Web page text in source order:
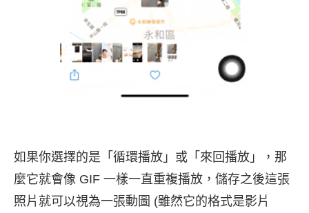
如果你選擇的是「循環播放」或「來回播放」，那
麼它就會像 GIF 一樣一直重複播放，儲存之後這張
照片就可以視為一張動圖 (雖然它的格式是影片